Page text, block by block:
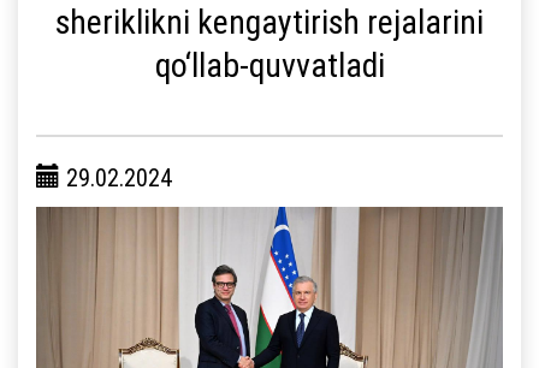
sheriklikni kengaytirish rejalarini
qo‘llab-quvvatladi
29.02.2024